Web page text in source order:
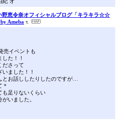
野恵令奈オフィシャルブログ「キラキラ☆☆
Ameba
売イベントも
た！！
ださって
ました！！
とお話ししたりしたのですが…
＊
も足りないくらい
いました。